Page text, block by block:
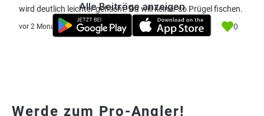
wird deutlich leichter gefischt. Da will keiner so Prügel fischen.
vor 2 Monate 0
Alle Beiträge anzeigen
Werde zum Pro-Angler!